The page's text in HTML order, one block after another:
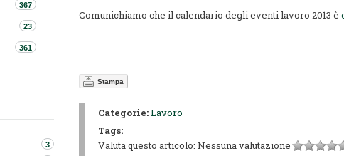
367
23
361
3
Comunichiamo che il calendario degli eventi lavoro 2013 è
Stampa
Categorie:Lavoro
Tags:
Valuta questo articolo: Nessuna valutazione